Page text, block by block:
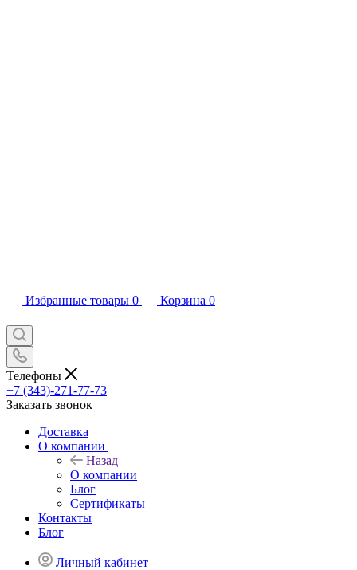
Избранные товары 0 Корзина 0
Телефоны
+7 (343)-271-77-73
Заказать звонок
Доставка
О компании
Назад
О компании
Блог
Сертификаты
Контакты
Блог
Личный кабинет